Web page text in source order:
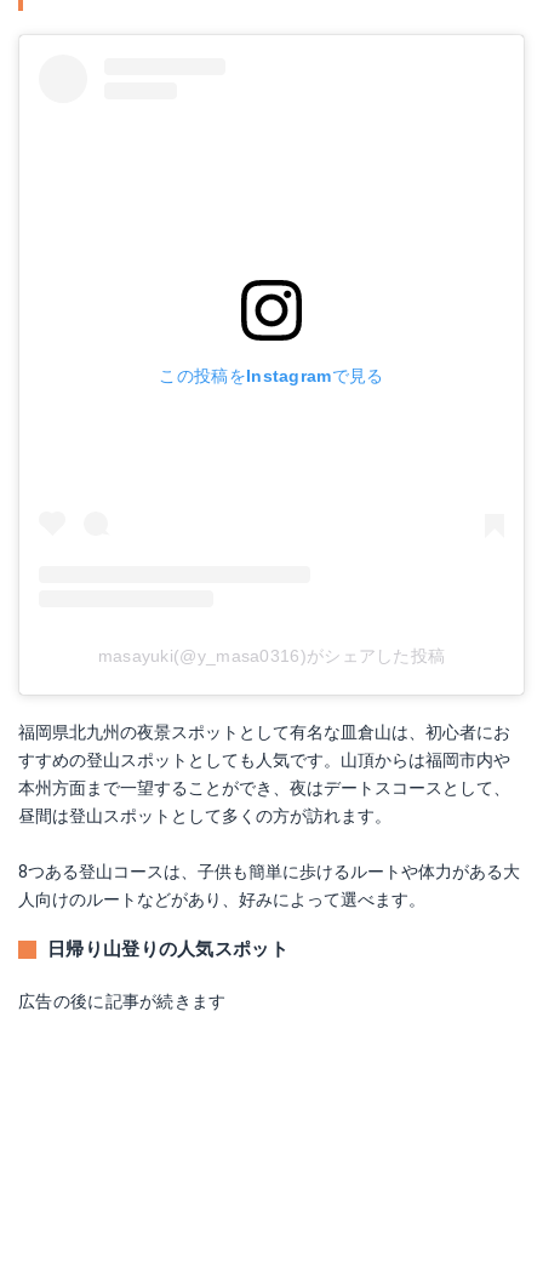
この投稿をInstagramで見る
masayuki(@y_masa0316)がシェアした投稿
福岡県北九州の夜景スポットとして有名な皿倉山は、初心者にお
すすめの登山スポットとしても人気です。山頂からは福岡市内や
本州方面まで一望することができ、夜はデートスコースとして、
昼間は登山スポットとして多くの方が訪れます。
8つある登山コースは、子供も簡単に歩けるルートや体力がある大
人向けのルートなどがあり、好みによって選べます。
日帰り山登りの人気スポット
広告の後に記事が続きます